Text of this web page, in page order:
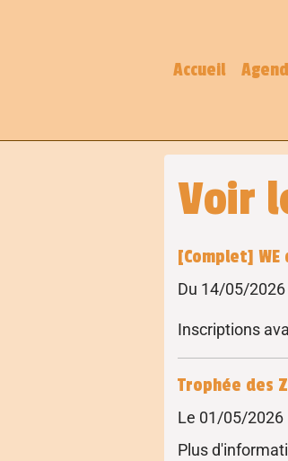
Accueil
Voir
[Complet]
Du 14/05/2026
Inscriptions
Trophée des
Le 01/05/2026
Plus